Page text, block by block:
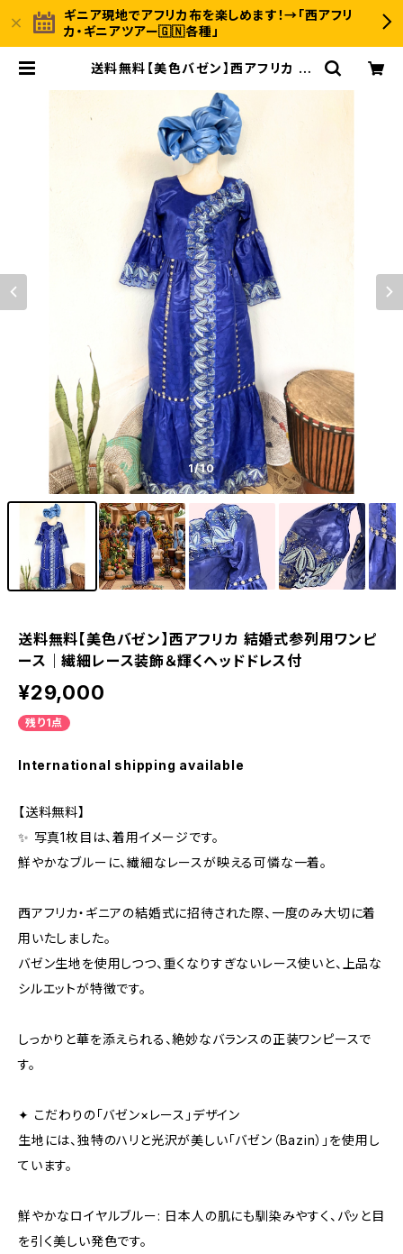
ギニア現地でアフリカ布を楽しめます！→「西アフリ
カ・ギニアツアー🇬🇳各種」
送料無料【美色バゼン】西アフリカ 結
装飾＆輝くヘッドドレス付 | 〈INUWA
LI AFRICA イヌワリアフリカ〉ギニア
発のアフリカ布ファッション＆ジャンベ
のオンラインストア
1/10
送料無料【美色バゼン】西アフリカ 結婚式参列用ワンピ
ース｜繊細レース装飾＆輝くヘッドドレス付
¥29,000
残り1点
International shipping available
【送料無料】
✨ 写真1枚目は、着用イメージです。
鮮やかなブルーに、繊細なレースが映える可憐な一着。
西アフリカ・ギニアの結婚式に招待された際、一度のみ大切に着
用いたしました。
バゼン生地を使用しつつ、重くなりすぎないレース使いと、上品な
シルエットが特徴です。
しっかりと華を添えられる、絶妙なバランスの正装ワンピースで
す。
✦ こだわりの「バゼン×レース」デザイン
生地には、独特のハリと光沢が美しい「バゼン（Bazin）」を使用し
ています。
鮮やかなロイヤルブルー: 日本人の肌にも馴染みやすく、パッと目
を引く美しい発色です。